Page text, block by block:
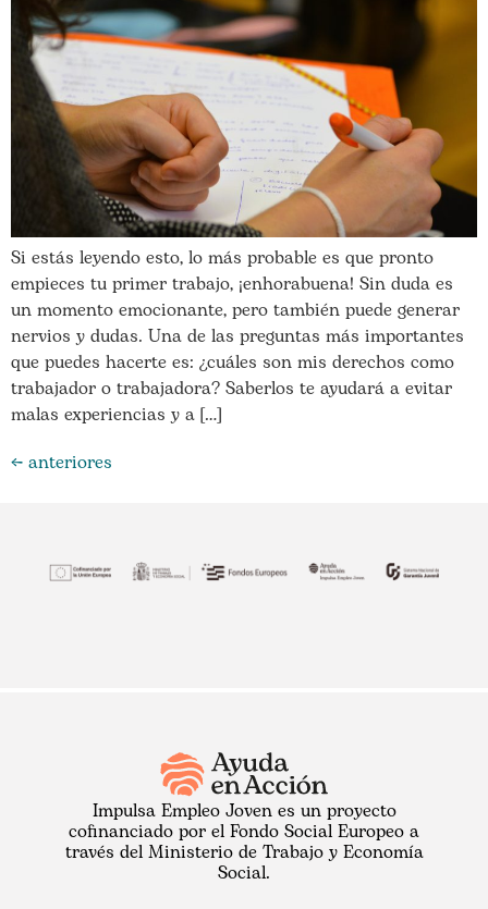
Si estás leyendo esto, lo más probable es que pronto
empieces tu primer trabajo, ¡enhorabuena! Sin duda es
un momento emocionante, pero también puede generar
nervios y dudas. Una de las preguntas más importantes
que puedes hacerte es: ¿cuáles son mis derechos como
trabajador o trabajadora? Saberlos te ayudará a evitar
malas experiencias y a […]
← anteriores
Impulsa Empleo Joven es un proyecto
cofinanciado por el Fondo Social Europeo a
través del Ministerio de Trabajo y Economía
Social.